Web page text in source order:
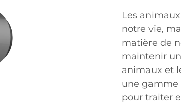
Les
notre vie,
matière de
maintenir
animaux et
une gamme
pour traiter